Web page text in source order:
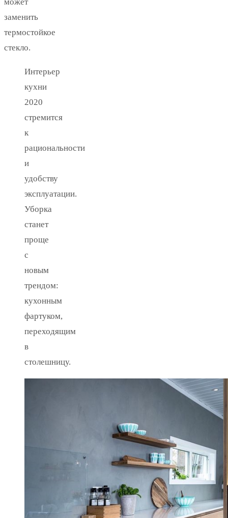
заменить
термостойкое
стекло.
Интерьер
кухни
2020
стремится
к
рациональности
и
удобству
эксплуатации.
Уборка
станет
проще
с
новым
трендом:
кухонным
фартуком,
переходящим
в
столешницу.